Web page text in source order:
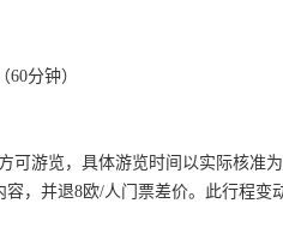
（60分钟）
可游览，具体游览时间以实际核准
容，并退8欧/人门票差价。此行程变